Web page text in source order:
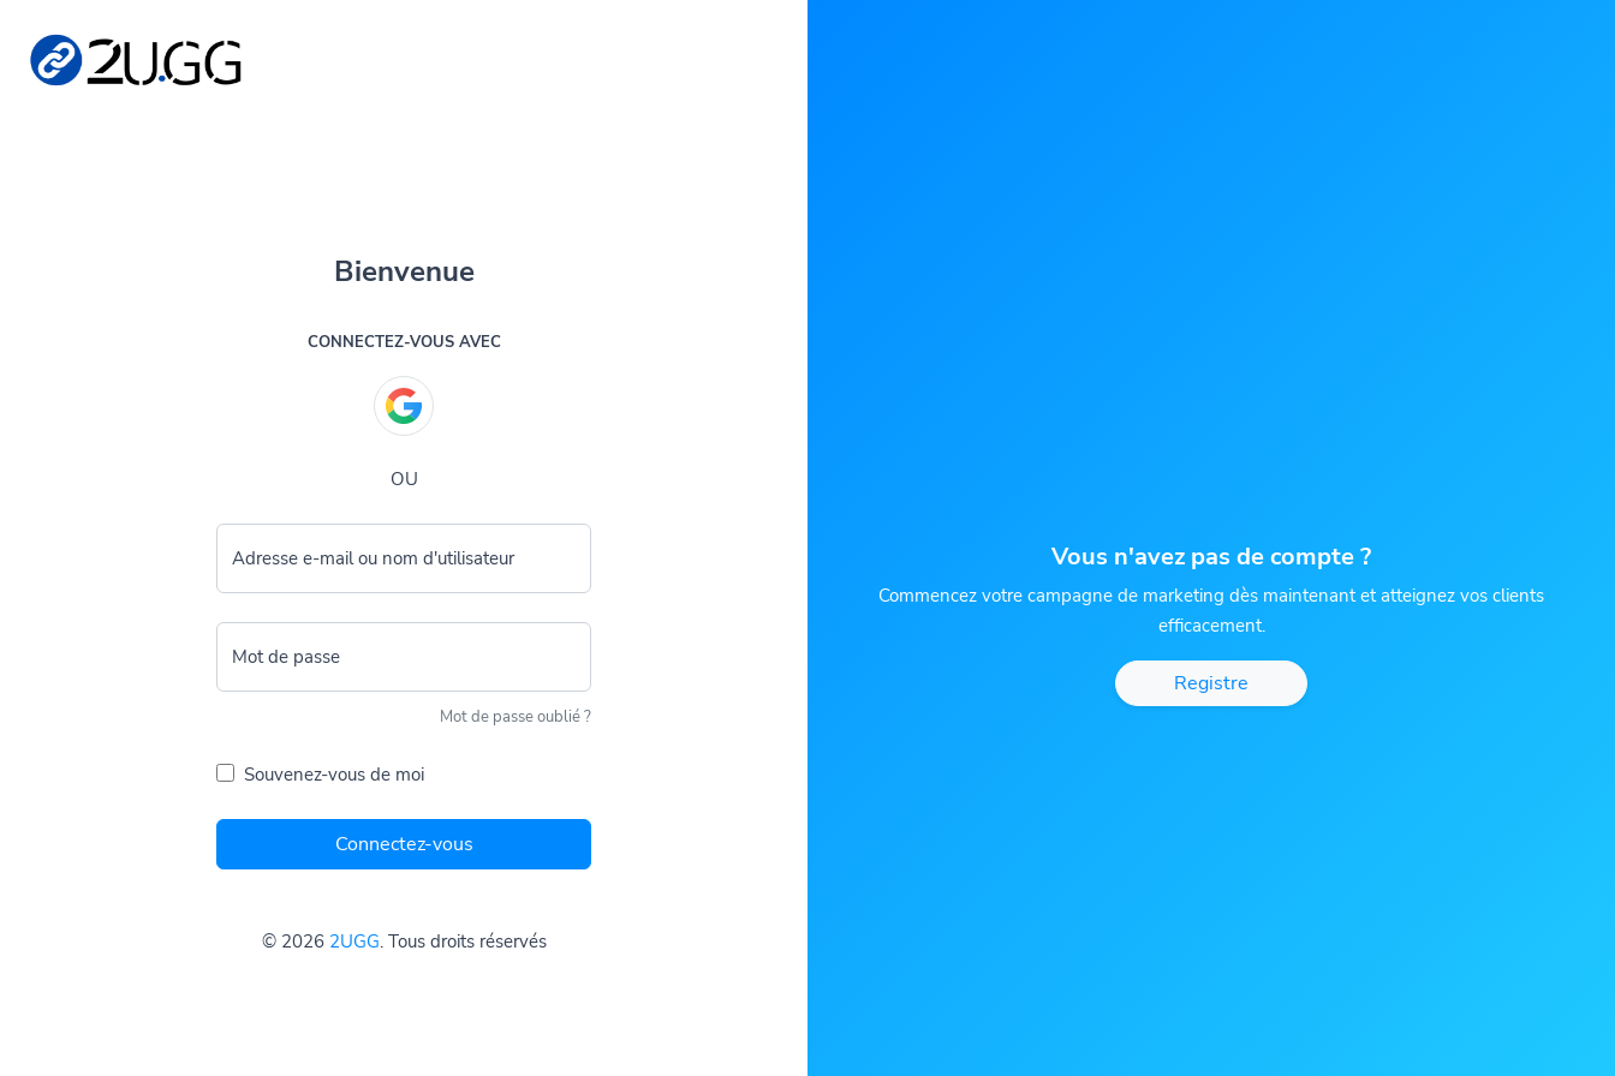
Bienvenue
CONNECTEZ-VOUS AVEC
OU
Adresse e-mail ou nom d'utilisateur
Mot de passe
Mot de passe oublié ?
Souvenez-vous de moi
Connectez-vous
© 2026 2UGG. Tous droits réservés
Vous n'avez pas de compte ?
Commencez votre campagne de marketing dès maintenant et atteignez vos clients
efficacement.
Registre